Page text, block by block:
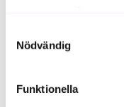
Om du klickar på
eller delning av
förutom för kakor
ska fungera se mer
Nödvändig
Funktionella